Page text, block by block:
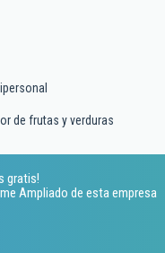
de frutas y verduras
gratis!
Ampliado de esta empresa